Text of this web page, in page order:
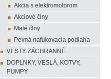
Akcia s elektromotorom
Akciové člny
Malé člny
Pevná nafukovacia podlaha
VESTY ZÁCHRANNÉ
DOPLNKY, VESLÁ, KOTVY,
PUMPY